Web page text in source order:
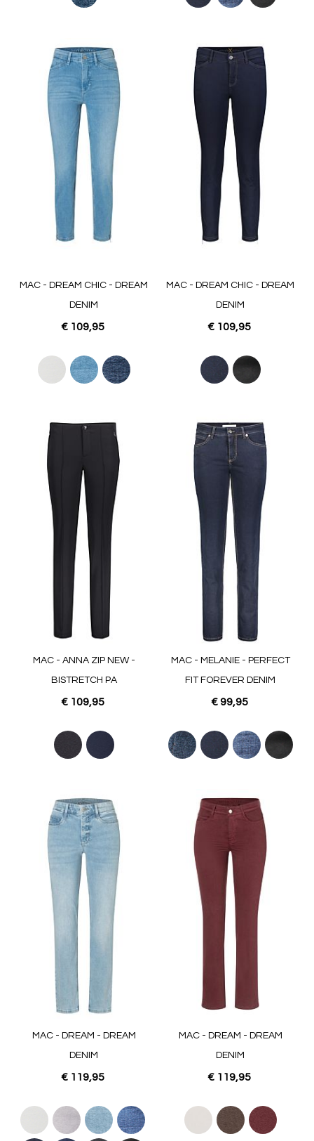
MAC - DREAM CHIC - DREAM
DENIM
€ 109,95
MAC - DREAM CHIC - DREAM
DENIM
€ 109,95
MAC - ANNA ZIP NEW -
BISTRETCH PA
€ 109,95
MAC - MELANIE - PERFECT
FIT FOREVER DENIM
€ 99,95
MAC - DREAM - DREAM
DENIM
€ 119,95
MAC - DREAM - DREAM
DENIM
€ 119,95